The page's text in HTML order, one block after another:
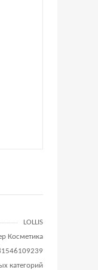
LOLLIS
Косметика
категорий